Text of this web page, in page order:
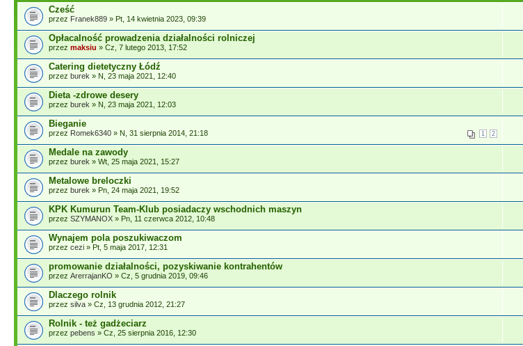
Cześć
przez Franek889 » Pt, 14 kwietnia 2023, 09:39
Opłacalność prowadzenia działalności rolniczej
przez maksiu » Cz, 7 lutego 2013, 17:52
Catering dietetyczny Łódź
przez burek » N, 23 maja 2021, 12:40
Dieta -zdrowe desery
przez burek » N, 23 maja 2021, 12:03
Bieganie
1 2
przez Romek6340 » N, 31 sierpnia 2014, 21:18
Medale na zawody
przez burek » Wt, 25 maja 2021, 15:27
Metalowe breloczki
przez burek » Pn, 24 maja 2021, 19:52
KPK Kumurun Team-Klub posiadaczy wschodnich maszyn
przez SZYMANOX » Pn, 11 czerwca 2012, 10:48
Wynajem pola poszukiwaczom
przez cezi » Pt, 5 maja 2017, 12:31
promowanie działalności, pozyskiwanie kontrahentów
przez ArerrajanKO » Cz, 5 grudnia 2019, 09:46
Dlaczego rolnik
przez silva » Cz, 13 grudnia 2012, 21:27
Rolnik - też gadżeciarz
przez pebens » Cz, 25 sierpnia 2016, 12:30